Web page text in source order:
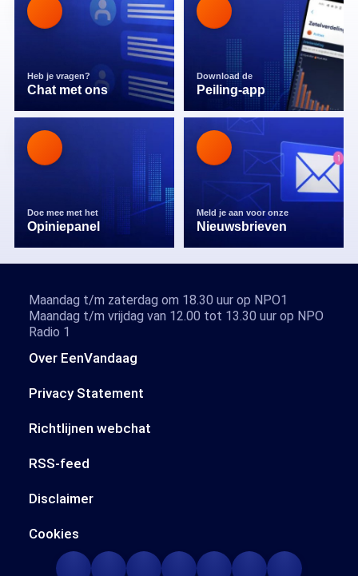
Heb je vragen?
Chat met ons
Download de
Peiling-app
Doe mee met het
Opiniepanel
Meld je aan voor onze
Nieuwsbrieven
Over EenVandaag
Privacy Statement
Richtlijnen webchat
RSS-feed
Disclaimer
Cookies
Maandag t/m zaterdag om 18.30 uur op NPO1
Maandag t/m vrijdag van 12.00 tot 13.30 uur op NPO
Radio 1